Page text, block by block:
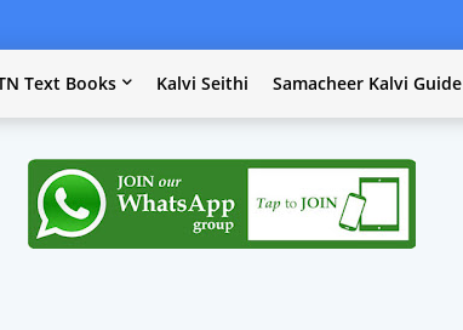
Text Books Kalvi Seithi Samacheer Kalvi Guide